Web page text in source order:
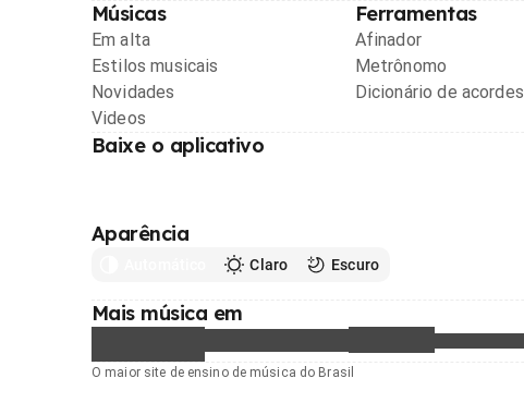
Músicas
Em alta
Estilos musicais
Novidades
Videos
Ferramentas
Afinador
Metrônomo
Dicionário de acordes
Baixe o aplicativo
Aparência
Claro Escuro
Mais música em
O maior site de ensino de música do Brasil